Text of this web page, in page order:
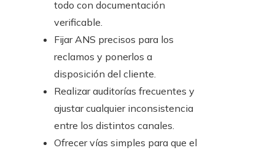
todo con documentación
verificable.
Fijar ANS precisos para los
reclamos y ponerlos a
disposición del cliente.
Realizar auditorías frecuentes y
ajustar cualquier inconsistencia
entre los distintos canales.
Ofrecer vías simples para que el